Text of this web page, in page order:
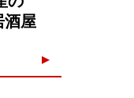
酒屋